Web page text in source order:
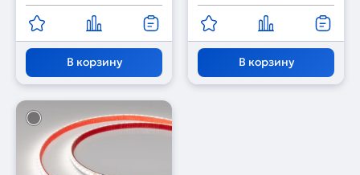
В корзину В корзину